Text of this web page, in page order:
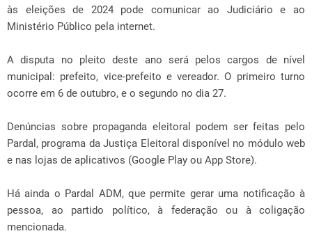
às eleições de 2024 pode comunicar ao Judiciário e ao
Ministério Público pela internet.
A disputa no pleito deste ano será pelos cargos de nível
municipal: prefeito, vice-prefeito e vereador. O primeiro turno
ocorre em 6 de outubro, e o segundo no dia 27.
Denúncias sobre propaganda eleitoral podem ser feitas pelo
Pardal, programa da Justiça Eleitoral disponível no módulo web
e nas lojas de aplicativos (Google Play ou App Store).
Há ainda o Pardal ADM, que permite gerar uma notificação à
pessoa, ao partido político, à federação ou à coligação
mencionada.